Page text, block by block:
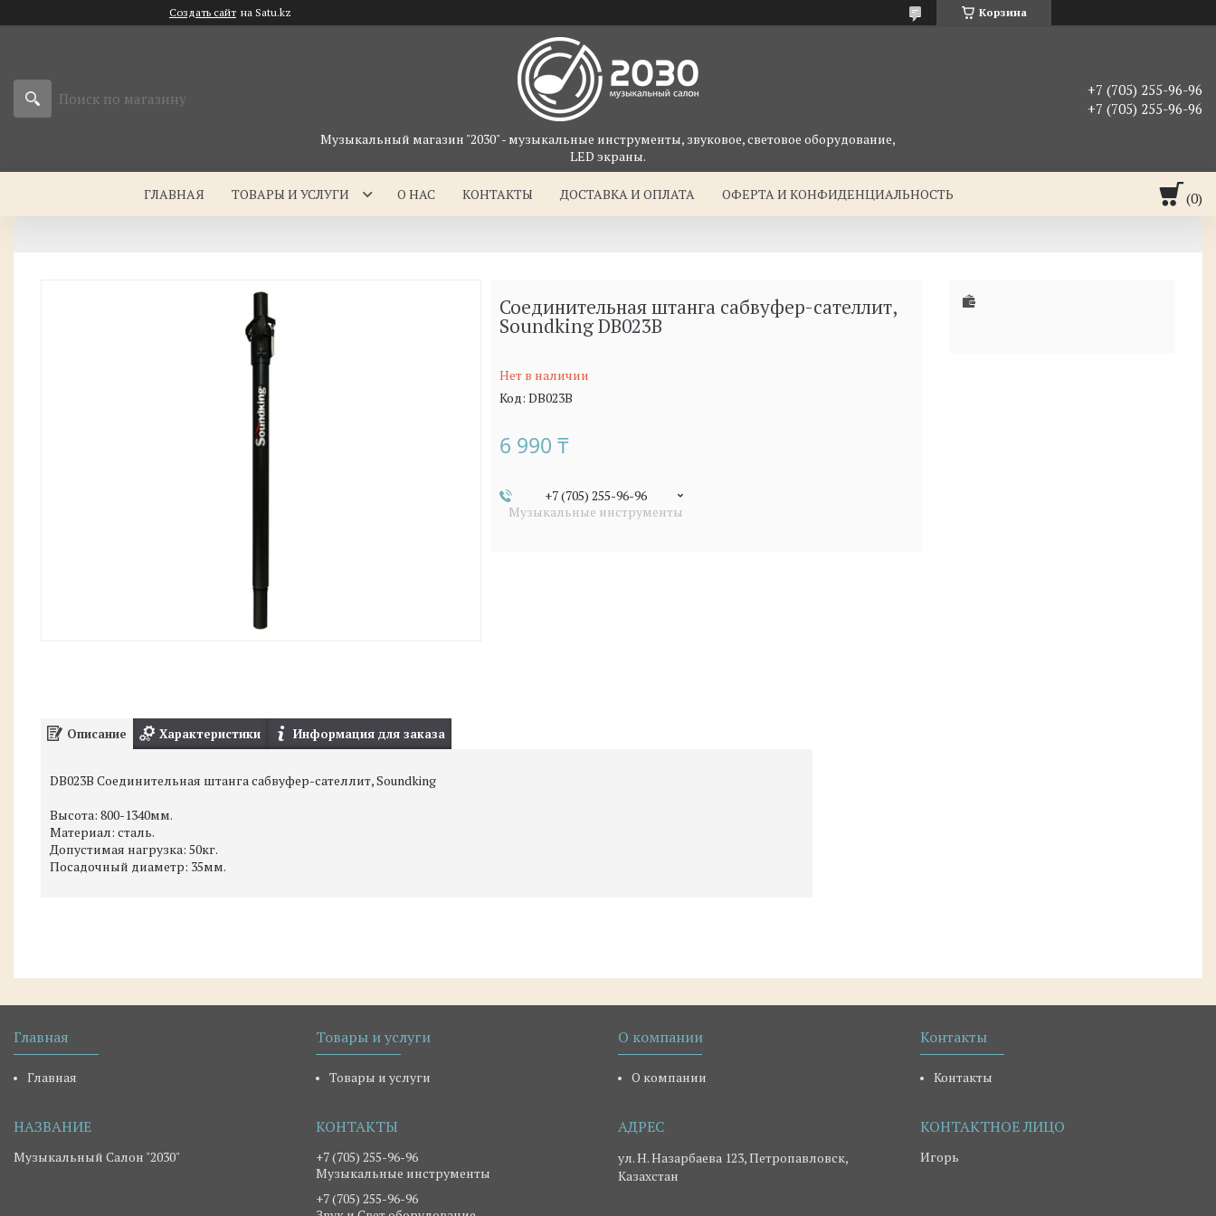
Создать сайт на Satu.kz Корзина
Музыкальный магазин "2030" - музыкальные инструменты, звуковое, световое оборудование,
LED экраны.
+7 (705) 255-96-96
+7 (705) 255-96-96
ГЛАВНАЯ ТОВАРЫ И УСЛУГИ О НАС КОНТАКТЫ ДОСТАВКА И ОПЛАТА ОФЕРТА И КОНФИДЕНЦИАЛЬНОСТЬ
Соединительная штанга сабвуфер-сателлит,
Soundking DB023B
Нет в наличии
Код: DB023B
6 990 ₸
+7 (705) 255-96-96
Музыкальные инструменты
Описание Характеристики Информация для заказа
DB023B Соединительная штанга сабвуфер-сателлит, Soundking
Высота: 800-1340мм.
Материал: сталь.
Допустимая нагрузка: 50кг.
Посадочный диаметр: 35мм.
Главная
Главная
Товары и услуги
Товары и услуги
О компании
О компании
Контакты
Контакты
Музыкальный Салон "2030"
+7 (705) 255-96-96
Музыкальные инструменты
+7 (705) 255-96-96
ул. Н. Назарбаева 123, Петропавловск,
Казахстан
Игорь